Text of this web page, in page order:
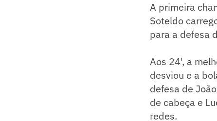
A primeira
Soteldo
para a defesa
Aos 24', a
desviou e a
defesa de
de cabeça e
redes.